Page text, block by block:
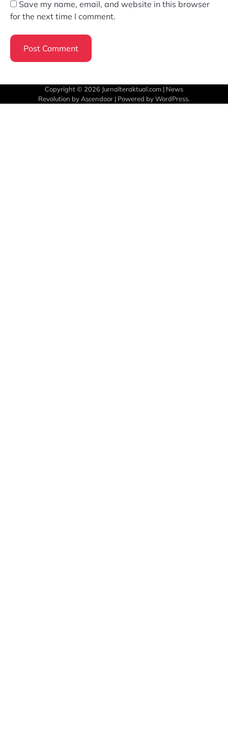
Save my name, email, and website in this browser
for the next time I comment.
Copyright © 2026 Jurnalteraktual.com | News
Revolution byAscendoor | Powered byWordPress.